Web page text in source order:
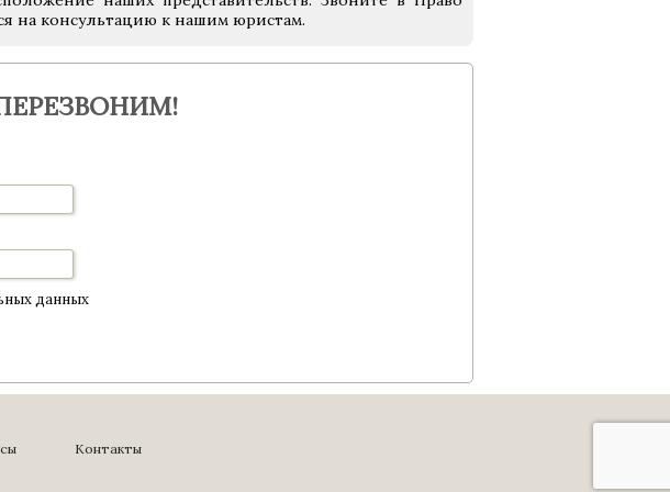
на консультацию к нашим юристам.
данных
Контакты